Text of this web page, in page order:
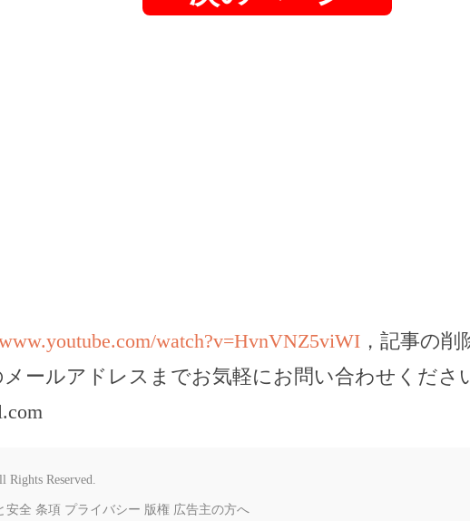
watch?v=HvnVNZ5viWI ，記事の
ールアドレスまでお気軽にお問い合わせくださ
Rights Reserved.
安全 条項 プライバシー 版権 広告主の方へ